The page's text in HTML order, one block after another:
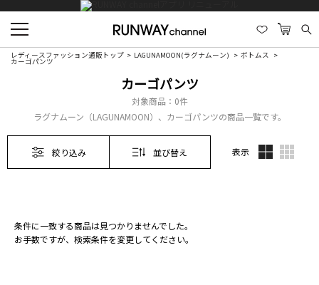
レディースファッション通販トップ LAGUNAMOON(ラグナムーン) ボトムス
カーゴパンツ
カーゴパンツ
対象商品： 0件
ラグナムーン（LAGUNAMOON）、カーゴパンツの商品一覧です。
絞り込み 並び替え 表示
条件に一致する商品は見つかりませんでした。
お手数ですが、検索条件を変更してください。